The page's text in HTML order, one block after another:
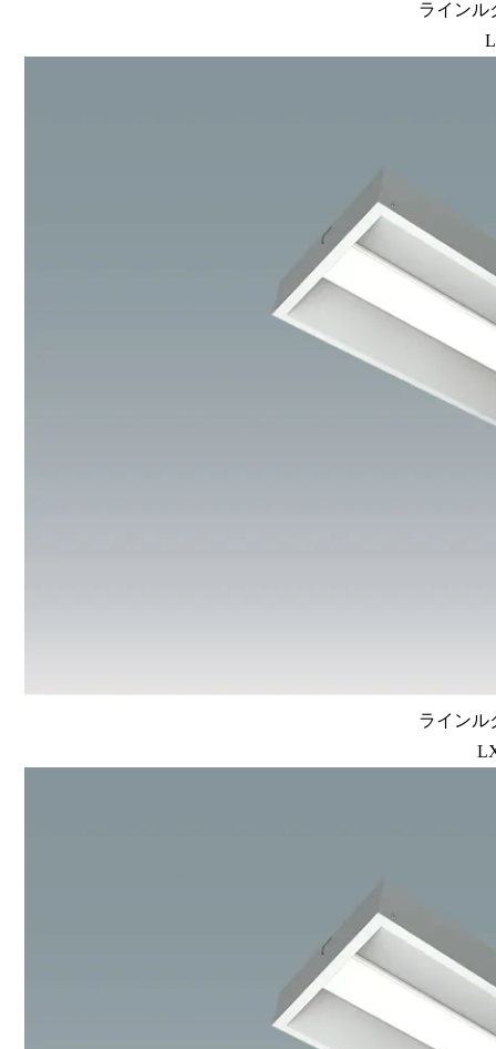
ラインル
ラインル